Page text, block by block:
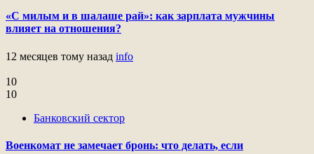
«С милым и в шалаше рай»: как зарплата мужчины
влияет на отношения?
12 месяцев тому назад info
10
10
Банковский сектор
Военкомат не замечает бронь: что делать, если